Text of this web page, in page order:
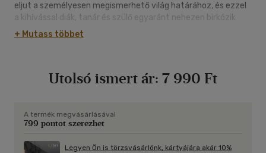
eljut a személyesen megismerhető világ határához, és ezzel
a kihívással diák, tanár és szülő egyaránt nehezen birkózik
meg.
Gyermekeknek szóló atlaszunkkal olyan eszközt kínálunk
bolygókat, csillagokat, de egyszerű és érthető
o részletes térképeket és ábrákat rejt a világegyetem
o segít megtalálni az égbolton szabad szemmel látható
+ Mutass többet
Utolsó ismert ár: 7 990 Ft
A termék megvásárlásával
799 pontot szerezhet
Legyen Ön is törzsvásárlónk, kártyájára akár 10%